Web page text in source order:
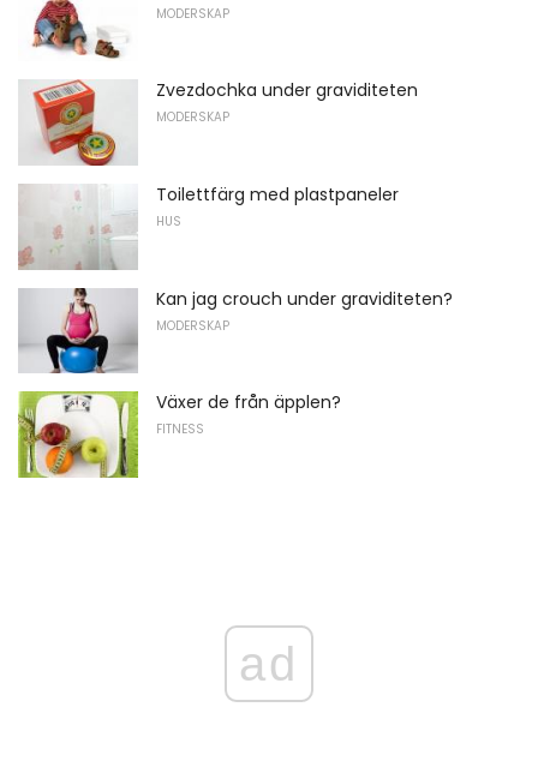
MODERSKAP
Zvezdochka under graviditeten
MODERSKAP
Toilettfärg med plastpaneler
HUS
Kan jag crouch under graviditeten?
MODERSKAP
Växer de från äpplen?
FITNESS
ad